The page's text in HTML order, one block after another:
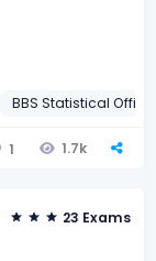
BBS Statistical
1 1.7k
23 Exams